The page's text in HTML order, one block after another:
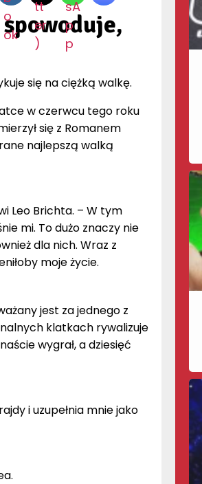
się na ciężką walkę.
w czerwcu tego roku
się z Romanem
najlepszą walką
Leo Brichta. – W tym
mi. To dużo znaczy nie
dla nich. Wraz z
moje życie.
jest za jednego z
klatkach rywalizuje
wygrał, a dziesięć
i uzupełnia mnie jako